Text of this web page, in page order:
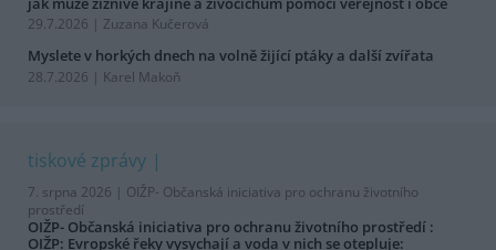
29.7.2026 | Zuzana Kučerová
Myslete v horkých dnech na volně žijící ptáky a další zvířata
28.7.2026 | Karel Makoň
tiskové zprávy
7. srpna 2026 | OIŽP- Občanská iniciativa pro ochranu životního
prostředí
OIŽP- Občanská iniciativa pro ochranu životního prostředí :
OIŽP: Evropské řeky vysychají a voda v nich se otepluje: